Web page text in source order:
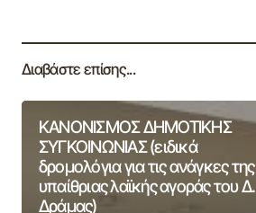
Διαβάστε επίσης...
ΚΑΝΟΝΙΣΜΟΣ ΔΗΜΟΤΙΚΗΣ
ΣΥΓΚΟΙΝΩΝΙΑΣ (ειδικά
δρομολόγια για τις ανάγκες της
υπαίθριας λαϊκής αγοράς του Δ.
Δράμας)